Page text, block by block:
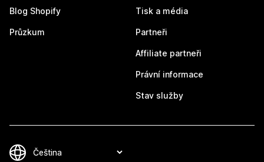
Blog Shopify
Průzkum
Tisk a média
Partneři
Affiliate partneři
Právní informace
Stav služby